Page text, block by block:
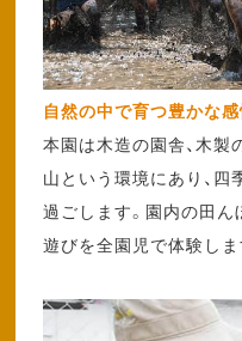
自然の中で育つ豊かな感
本園は木造の園舎、木製
山という環境にあり、
過ごします。園内の田ん
遊びを全園児で体験しま